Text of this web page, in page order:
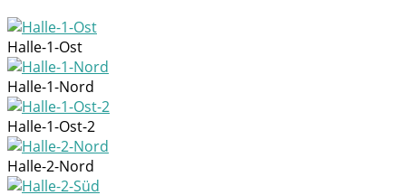
Halle-1-Ost
Halle-1-Nord
Halle-1-Ost-2
Halle-2-Nord